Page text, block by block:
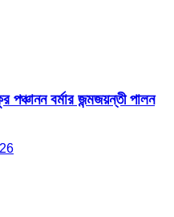
পঞ্চানন বর্মার জন্মজয়ন্তী পালন